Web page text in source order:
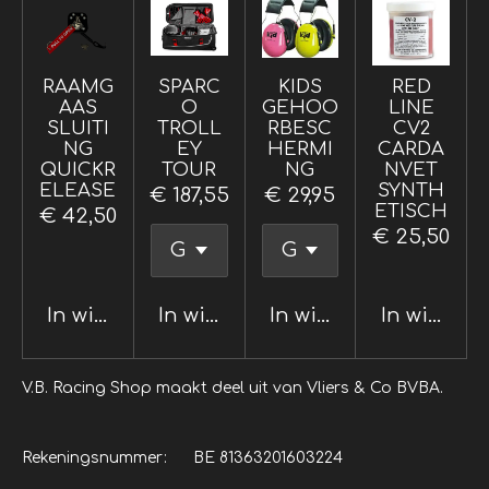
RAAMG
AAS
SLUITI
NG
QUICKR
ELEASE
€ 42,50
In winkelwagen
SPARC
O
TROLL
EY
TOUR
€ 187,55
In winkelwagen
KIDS
GEHOO
RBESC
HERMI
NG
€ 29,95
In winkelwagen
RED
LINE
CV2
CARDA
NVET
SYNTH
ETISCH
€ 25,50
In
V.B. Racing Shop maakt deel uit van Vliers & Co BVBA.
Rekeningsnummer: BE 81363201603224